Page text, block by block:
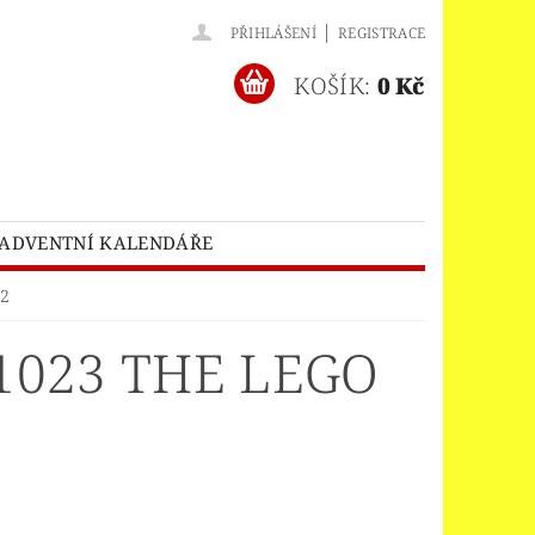
PŘIHLÁŠENÍ | REGISTRACE
KOŠÍK: 0 Kč
KALENDÁŘE
BATMAN MOVIE
CLASSIC
LEGO® CREATOR
THE LEGO